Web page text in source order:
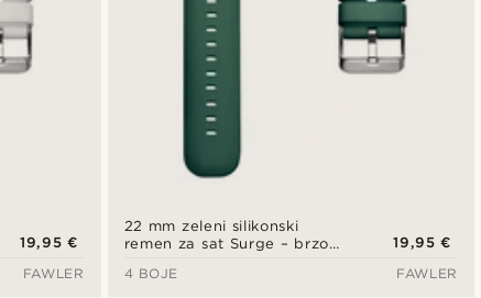
19,95 €
FAWLER
22 mm zeleni silikonski
remen za sat Surge – brzo
19,95 €
4 BOJE
FAWLER